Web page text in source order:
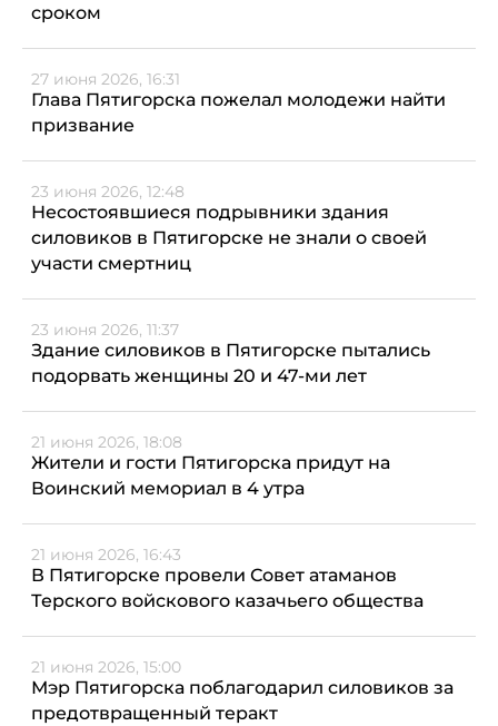
сроком
27 июня 2026, 16:31
Глава Пятигорска пожелал молодежи найти
призвание
23 июня 2026, 12:48
Несостоявшиеся подрывники здания
силовиков в Пятигорске не знали о своей
участи смертниц
23 июня 2026, 11:37
Здание силовиков в Пятигорске пытались
подорвать женщины 20 и 47-ми лет
21 июня 2026, 18:08
Жители и гости Пятигорска придут на
Воинский мемориал в 4 утра
21 июня 2026, 16:43
В Пятигорске провели Совет атаманов
Терского войскового казачьего общества
21 июня 2026, 15:00
Мэр Пятигорска поблагодарил силовиков за
предотвращенный теракт